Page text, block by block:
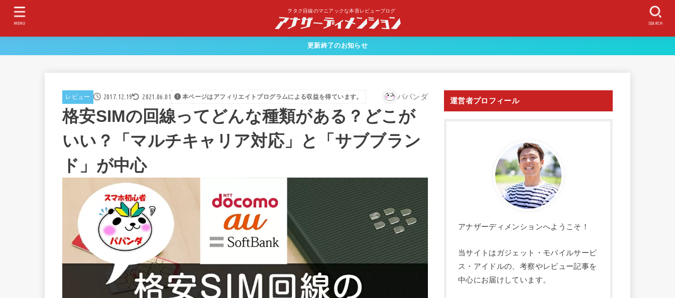
ヲタク目線のマニアックな本音レビューブログ
SEARCH
MENU
更新終了のお知らせ
レビュー 2017.12.19 2021.06.01 本ページはアフィリエイトプログラムによる収益を得ています。 パパンダ
格安SIMの回線ってどんな種類がある？どこが
いい？「マルチキャリア対応」と「サブブラン
ド」が中心
運営者プロフィール
アナザーディメンションへようこそ！
当サイトはガジェット・モバイルサービ
ス・アイドルの、考察やレビュー記事を
中心にお届けしています。